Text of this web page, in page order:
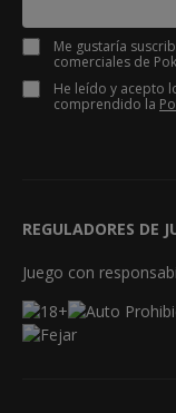
Me gustaría
comerciales de
He leído y acepto
comprendido la
REGULADORES DE
Juego con